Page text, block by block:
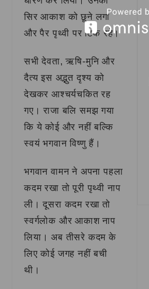
सिर आकाश को छूने लगा
और पैर पृथ्वी पर टिके रहे।
सभी देवता, ऋषि-मुनि और
दैत्य इस अद्भुत दृश्य को
देखकर आश्चर्यचकित रह
गए। राजा बलि समझ गया
कि ये कोई और नहीं बल्कि
स्वयं भगवान विष्णु हैं।
भगवान वामन ने अपना पहला
कदम रखा तो पूरी पृथ्वी नाप
ली। दूसरा कदम रखा तो
स्वर्गलोक और आकाश नाप
लिया। अब तीसरे कदम के
लिए कोई जगह नहीं बची
थी।